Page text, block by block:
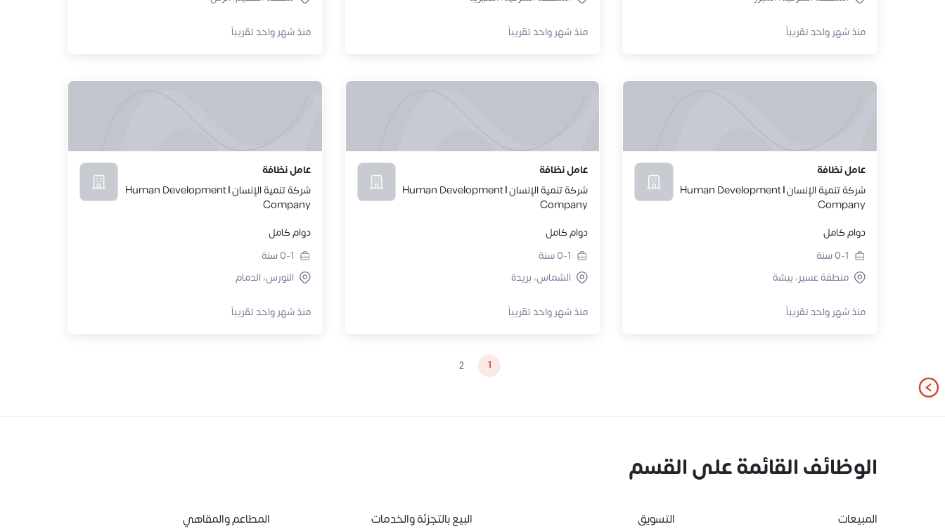
منذ شهر واحد تقريباً منذ شهر واحد تقريباً منذ شهر واحد تقريباً
عامل نظافة
شركة تنمية الإنسان | Human Development
Company
دوام كامل
0-1سنة
منطقة عسير، بيشة
منذ شهر واحد تقريباً
عامل نظافة
شركة تنمية الإنسان | Human Development
Company
دوام كامل
0-1سنة
الشماس، بريدة
منذ شهر واحد تقريباً
عامل نظافة
شركة تنمية الإنسان | Human Development
Company
دوام كامل
0-1سنة
النورس، الدمام
منذ شهر واحد تقريباً
1
2
الوظائف القائمة على القسم
المبيعات التسويق البيع بالتجزئة والخدمات
المطاعم والمقاهي